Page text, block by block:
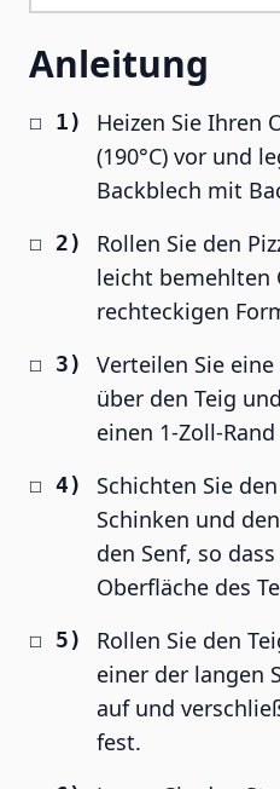
Anleitung
Heizen Sie Ihren
(190°C) vor und
Backblech mit
Rollen Sie den
leicht bemehlten
rechteckigen
Verteilen Sie
über den Teig
einen 1-Zoll-
Schichten Sie
Schinken und
den Senf, so
Oberfläche des
Rollen Sie den
einer der langen
auf und
fest.